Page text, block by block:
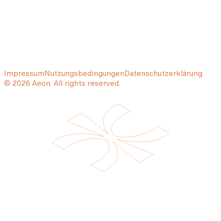
ImpressumNutzungsbedingungenDatenschutzerklärung
© 2026 Aeon. All rights reserved.